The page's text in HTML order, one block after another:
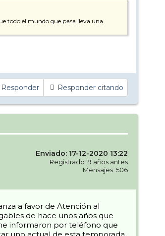
todo el mundo que pasa lleva una
Responder Responder citando
Enviado: 17-12-2020 13:22
Registrado: 9 años antes
Mensajes: 506
a favor de Atención al
de hace unos años que
informaron por teléfono que